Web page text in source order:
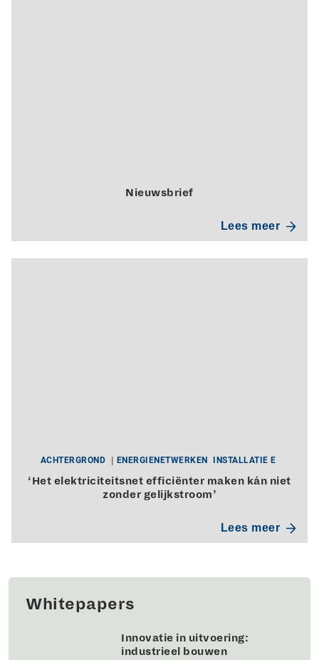
Nieuwsbrief
Lees meer
ACHTERGROND ENERGIENETWERKEN INSTALLATIE E
‘Het elektriciteitsnet efficiënter maken kán niet
zonder gelijkstroom’
Lees meer
Whitepapers
Innovatie in uitvoering:
industrieel bouwen